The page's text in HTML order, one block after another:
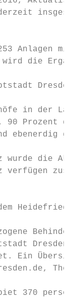
Anlagen
wird die
in der
Prozent
ebenerdig
die
verfügen
dem
Dresden
Ein
370